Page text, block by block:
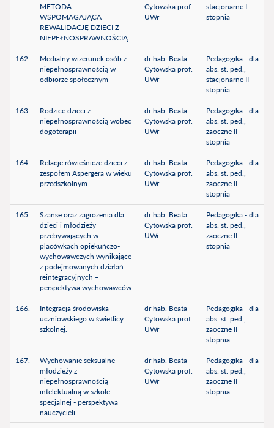
METODA
WSPOMAGAJĄCA
REWALIDACJĘ DZIECI Z
NIEPEŁNOSPRAWNOŚCIĄ
Cytowska prof.
UWr
stacjonarne I
stopnia
162.
Medialny wizerunek osób z
niepełnosprawnością w
odbiorze społecznym
dr hab. Beata
Cytowska prof.
UWr
Pedagogika - dla
abs. st. ped.,
stacjonarne II
stopnia
163.
Rodzice dzieci z
niepełnosprawnością wobec
dogoterapii
dr hab. Beata
Cytowska prof.
UWr
Pedagogika - dla
abs. st. ped.,
zaoczne II
stopnia
164.
Relacje rówieśnicze dzieci z
zespołem Aspergera w wieku
przedszkolnym
dr hab. Beata
Cytowska prof.
UWr
Pedagogika - dla
abs. st. ped.,
zaoczne II
stopnia
165.
Szanse oraz zagrożenia dla
dzieci i młodzieży
przebywających w
placówkach opiekuńczo-
wychowawczych wynikające
z podejmowanych działań
reintegracyjnych –
perspektywa wychowawców
dr hab. Beata
Cytowska prof.
UWr
Pedagogika - dla
abs. st. ped.,
zaoczne II
stopnia
166.
Integracja środowiska
uczniowskiego w świetlicy
szkolnej.
dr hab. Beata
Cytowska prof.
UWr
Pedagogika - dla
abs. st. ped.,
zaoczne II
stopnia
167.
Wychowanie seksualne
młodzieży z
niepełnosprawnością
intelektualną w szkole
specjalnej - perspektywa
nauczycieli.
dr hab. Beata
Cytowska prof.
UWr
Pedagogika - dla
abs. st. ped.,
zaoczne II
stopnia